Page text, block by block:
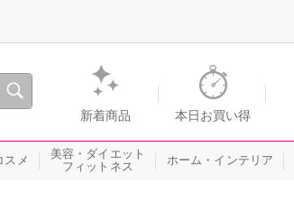
販・テレビショッピングのショップチャンネル
新着商品 本日お買い得
スメ
美容・ダイエット
フィットネス
ホーム・インテリア